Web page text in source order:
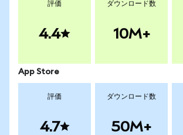
評価
4.4
ダウンロード数
10M+
App Store
評価
4.7
ダウンロード数
50M+